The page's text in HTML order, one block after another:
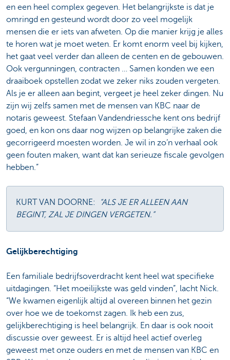
en een heel complex gegeven. Het belangrijkste is dat je
omringd en gesteund wordt door zo veel mogelijk
mensen die er iets van afweten. Op die manier krijg je alles
te horen wat je moet weten. Er komt enorm veel bij kijken,
het gaat veel verder dan alleen de centen en de gebouwen.
Ook vergunningen, contracten … Samen konden we een
draaiboek opstellen zodat we zeker niks zouden vergeten.
Als je er alleen aan begint, vergeet je heel zeker dingen. Nu
zijn wij zelfs samen met de mensen van KBC naar de
notaris geweest. Stefaan Vandendriessche kent ons bedrijf
goed, en kon ons daar nog wijzen op belangrijke zaken die
gecorrigeerd moesten worden. Je wil in zo’n verhaal ook
geen fouten maken, want dat kan serieuze fiscale gevolgen
hebben.”
KURT VAN DOORNE:
“ALS JE ER ALLEEN AAN
BEGINT, ZAL JE DINGEN VERGETEN.”
Gelijkberechtiging
Een familiale bedrijfsoverdracht kent heel wat specifieke
uitdagingen. “Het moeilijkste was geld vinden”, lacht Nick.
“We kwamen eigenlijk altijd al overeen binnen het gezin
over hoe we de toekomst zagen. Ik heb een zus,
gelijkberechtiging is heel belangrijk. En daar is ook nooit
discussie over geweest. Er is altijd heel actief overleg
geweest met onze ouders en met de mensen van KBC en